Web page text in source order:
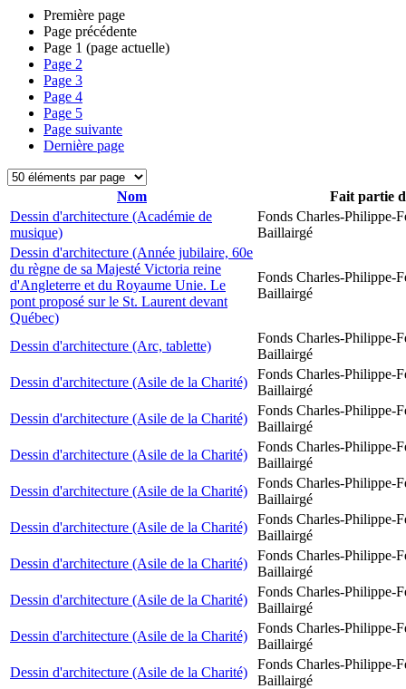
Première page
Page précédente
Page 1 (page actuelle)
Page 2
Page 3
Page 4
Page 5
Page suivante
Dernière page
Nom
Fait partie
Dessin d'architecture (Académie de
musique)
Fonds Charles-Philippe-
Baillairgé
Dessin d'architecture (Année jubilaire, 60e
du règne de sa Majesté Victoria reine
d'Angleterre et du Royaume Unie. Le
pont proposé sur le St. Laurent devant
Québec)
Fonds Charles-Philippe-
Baillairgé
Dessin d'architecture (Arc, tablette)
Fonds Charles-Philippe-
Baillairgé
Dessin d'architecture (Asile de la Charité)
Fonds Charles-Philippe-
Baillairgé
Dessin d'architecture (Asile de la Charité)
Fonds Charles-Philippe-
Baillairgé
Dessin d'architecture (Asile de la Charité)
Fonds Charles-Philippe-
Baillairgé
Dessin d'architecture (Asile de la Charité)
Fonds Charles-Philippe-
Baillairgé
Dessin d'architecture (Asile de la Charité)
Fonds Charles-Philippe-
Baillairgé
Dessin d'architecture (Asile de la Charité)
Fonds Charles-Philippe-
Baillairgé
Dessin d'architecture (Asile de la Charité)
Fonds Charles-Philippe-
Baillairgé
Dessin d'architecture (Asile de la Charité)
Fonds Charles-Philippe-
Baillairgé
Dessin d'architecture (Asile de la Charité)
Fonds Charles-Philippe-
Baillairgé